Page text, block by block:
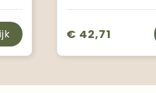
€ 42,71